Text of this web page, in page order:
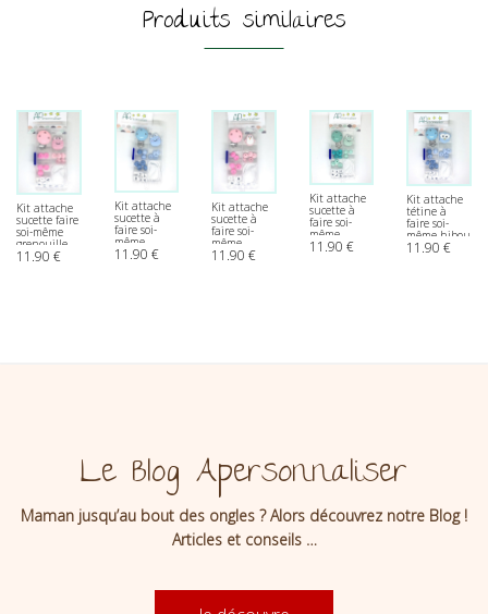
Produits similaires
Kit attache
sucette faire
soi-même
grenouille
rose
11.90 €
Kit attache
sucette à
faire soi-
même
grenouille
11.90 €
Kit attache
sucette à
faire soi-
même
pingouin
11.90€
Kit attache
sucette à
faire soi-
même
grenouille
11.90 €
Kit attache
tétine à
faire soi-
même hibou
bleu
11.90€
Le Blog Apersonnaliser
Maman jusqu’au bout des ongles ? Alors découvrez notre Blog !
Articles et conseils …